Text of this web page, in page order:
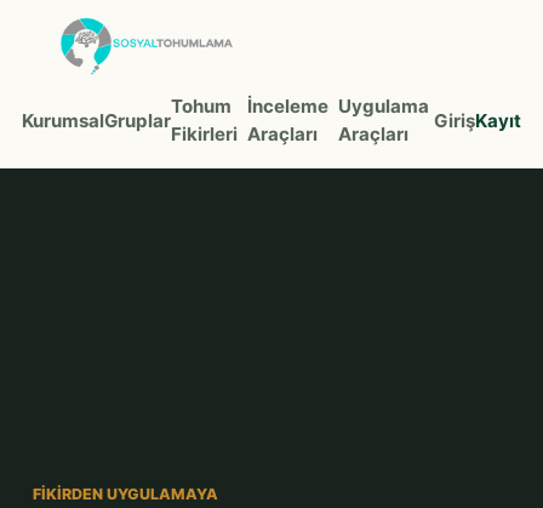
KurumsalGruplar
Tohum
Fikirleri
İnceleme
Araçları
Uygulama
Araçları
GirişKayıt
FIKIRDEN UYGULAMAYA